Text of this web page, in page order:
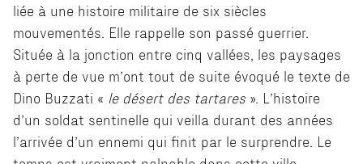
liée à une histoire militaire de six siècles
mouvementés. Elle rappelle son passé guerrier.
Située à la jonction entre cinq vallées, les paysages
à perte de vue m’ont tout de suite évoqué le texte de
Dino Buzzati « le désert des tartares ». L’histoire
d’un soldat sentinelle qui veilla durant des années
l’arrivée d’un ennemi qui finit par le surprendre. Le